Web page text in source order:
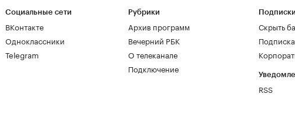
Социальные сети
ВКонтакте
Одноклассники
Telegram
Рубрики
Архив программ
Вечерний РБК
О телеканале
Подключение
Подписки
Скрыть
RSS